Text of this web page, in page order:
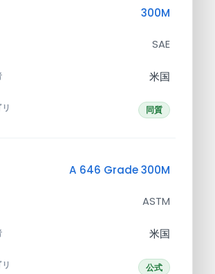
300M
SAE
米国
同質
A 646 Grade 300M
ASTM
米国
公式